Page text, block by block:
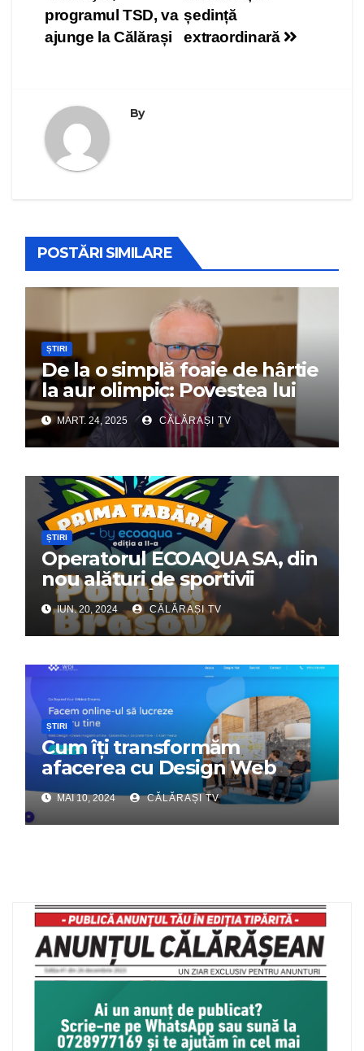
articole
ședință
extraordinară
programul TSD, va
ajunge la Călărași
By
POSTĂRI SIMILARE
ȘTIRI
De la o simplă foaie de hârtie
la aur olimpic: Povestea lui
Dumitru Chirilă
MART. 24, 2025 CĂLĂRAȘI TV
ȘTIRI
Operatorul ECOAQUA SA, din
nou alături de sportivii
călărășeni. Începe „Prima
Tabără”!
IUN. 20, 2024 CĂLĂRAȘI TV
ȘTIRI
Cum îți transformăm
afacerea cu Design Web
Interactiv – Partenerul tău
digital de încredere
MAI 10, 2024 CĂLĂRAȘI TV